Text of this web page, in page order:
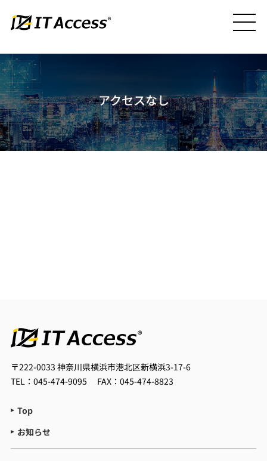
アクセスなし
〒222-0033 神奈川県横浜市港北区新横浜3-17-6
TEL：045-474-9095
FAX：045-474-8823
Top
お知らせ